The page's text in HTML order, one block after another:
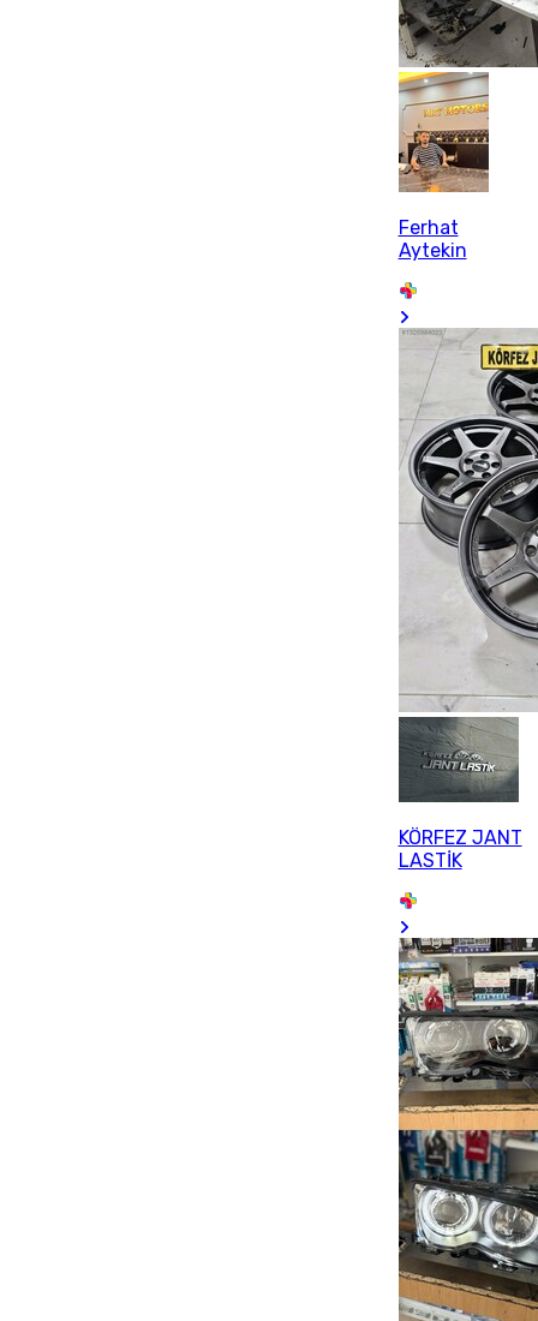
Ferhat
Aytekin
KÖRFEZ JANT
LASTİK